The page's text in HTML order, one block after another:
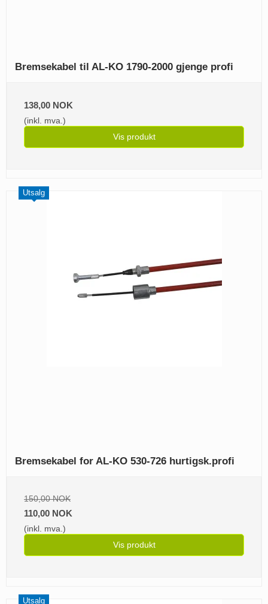
Bremsekabel til AL-KO 1790-2000 gjenge profi
138,00 NOK
(inkl. mva.)
Vis produkt
Utsalg
Bremsekabel for AL-KO 530-726 hurtigsk.profi
150,00 NOK
110,00 NOK
(inkl. mva.)
Vis produkt
Utsalg